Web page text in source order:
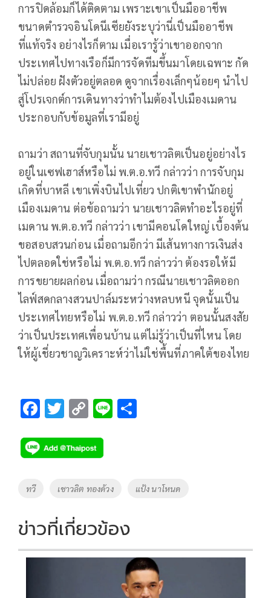
การปิดล้อมก็ได้ติดตาม เพราะเขาเป็นมืออาชีพ
ขนาดตำรวจอินโดนีเซียยังระบุว่านี่เป็นมืออาชีพ
ที่แท้จริง อย่างไรก็ตาม เมื่อเรารู้ว่าเขาออกจาก
ประเทศไปทางเรือก็มีการจัดทีมขึ้นมาโดยเฉพาะ กัด
ไม่ปล่อย ฝังตัวอยู่ตลอด ดูจากเรื่องเล็กๆน้อยๆ นำไป
สู่โปรเจกต์การเดินทางว่าทำไมต้องไปเมืองเมดาน
ประกอบกับข้อมูลที่เรามีอยู่
ถามว่า สถานที่จับกุมนั้น นายเชาวลิตเป็นอยู่อย่างไร
อยู่ในเซฟเฮาส์หรือไม่ พ.ต.อ.ทวี กล่าวว่า การจับกุม
เกิดที่บาหลี เขาเพิ่งบินไปเที่ยว ปกติเขาพำนักอยู่
เมืองเมดาน ต่อข้อถามว่า นายเชาวลิตทำอะไรอยู่ที่
เมดาน พ.ต.อ.ทวี กล่าวว่า เขามีคอนโดใหญ่ เบื้องต้น
ขอสอบสวนก่อน เมื่อถามอีกว่า มีเส้นทางการเงินส่ง
ไปตลอดใช่หรือไม่ พ.ต.อ.ทวี กล่าวว่า ต้องรอให้มี
การขยายผลก่อน เมื่อถามว่า กรณีนายเชาวลิตออก
ไลฟ์สดกลางสวนปาล์มระหว่างหลบหนี จุดนั้นเป็น
ประเทศไทยหรือไม่ พ.ต.อ.ทวี กล่าวว่า ตอนนั้นสงสัย
ว่าเป็นประเทศเพื่อนบ้าน แต่ไม่รู้ว่าเป็นที่ไหน โดย
ให้ผู้เชี่ยวชาญวิเคราะห์ว่าไม่ใช่พื้นที่ภาคใต้ของไทย
F
e
b
k
T
tt
er
C
p
y
Li
k
Li
Tags
ทวี เชาวลิต ทองด้วง แป้ง นาโหนด
ข่าวที่เกี่ยวข้อง